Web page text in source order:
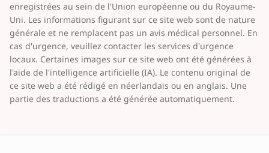
enregistrées au sein de l'Union européenne ou du Royaume-
Uni. Les informations figurant sur ce site web sont de nature
générale et ne remplacent pas un avis médical personnel. En
cas d'urgence, veuillez contacter les services d'urgence
locaux. Certaines images sur ce site web ont été générées à
l'aide de l'intelligence artificielle (IA). Le contenu original de
ce site web a été rédigé en néerlandais ou en anglais. Une
partie des traductions a été générée automatiquement.